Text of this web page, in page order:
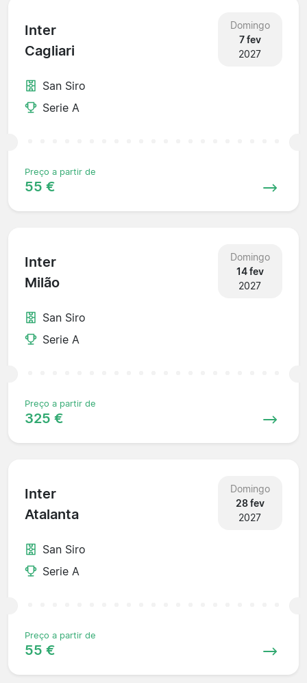
Inter
Cagliari
Domingo
7 fev
2027
San Siro
Serie A
Preço a partir de
55 €
Inter
Milão
Domingo
14 fev
2027
San Siro
Serie A
Preço a partir de
325 €
Inter
Atalanta
Domingo
28 fev
2027
San Siro
Serie A
Preço a partir de
55 €